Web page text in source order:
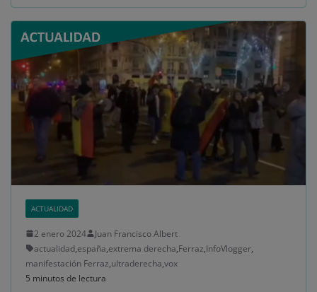
ACTUALIDAD
2 enero 2024
Juan Francisco Albert
actualidad,españa,extrema derecha,Ferraz,InfoVlogger,
manifestación Ferraz,ultraderecha,vox
5 minutos de lectura